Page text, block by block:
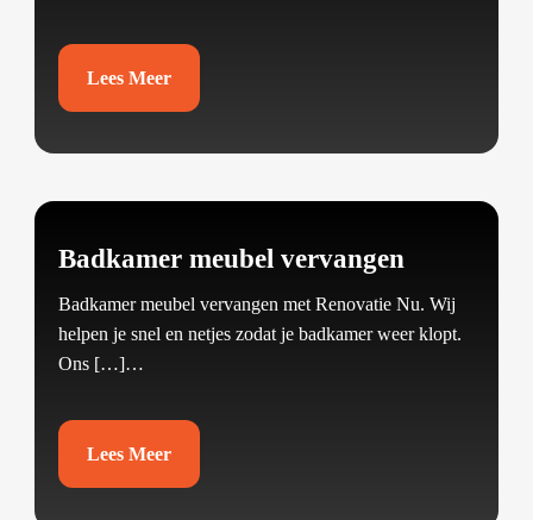
Lees Meer
Badkamer meubel vervangen
Badkamer meubel vervangen met Renovatie Nu.​ Wij
helpen je snel en netjes zodat je badkamer weer klopt.​
Ons […]…
Lees Meer